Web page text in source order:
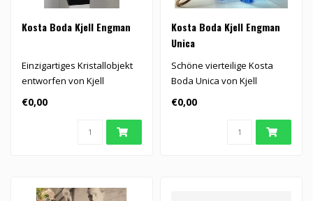
Kosta Boda Kjell Engman
Einzigartiges Kristallobjekt
entworfen von Kjell
Engman.
€0,00
Kosta Boda Kjell Engman
Unica
Schöne vierteilige Kosta
Boda Unica von Kjell
Engman.
€0,00